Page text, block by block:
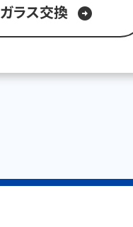
ガラス交換 arrow_circle_right